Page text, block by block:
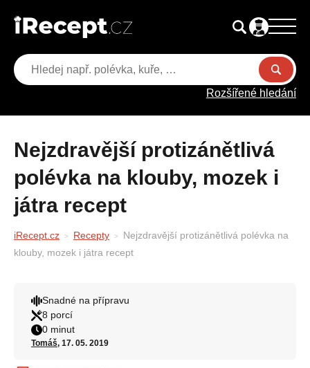
Rozšířené hledání
Nejzdravější protizánětlivá
polévka na klouby, mozek i
játra recept
iRecept.cz Recepty
Nejzdravější protizánětlivá polévka na
klouby, mozek i játra recept
Snadné na přípravu
8 porcí
0 minut
Tomáš, 17. 05. 2019